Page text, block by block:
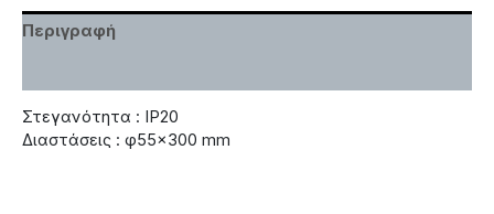
Περιγραφή
Στεγανότητα : IP20
Διαστάσεις : φ55×300 mm